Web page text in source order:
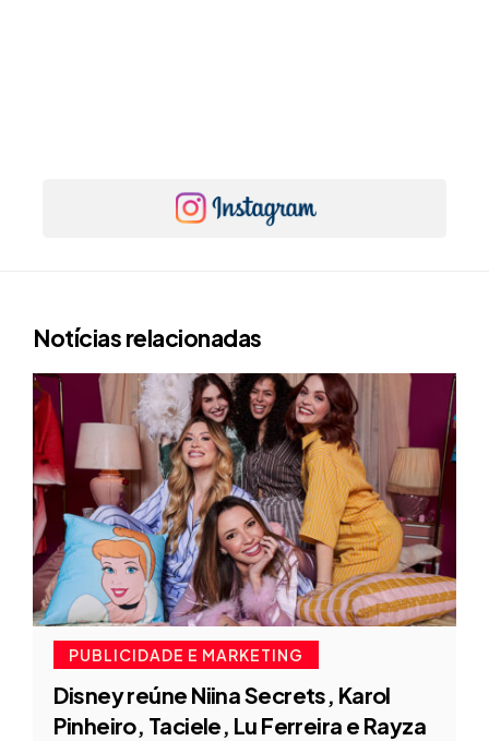
Notícias relacionadas
PUBLICIDADE E MARKETING
Disney reúne Niina Secrets, Karol
Pinheiro, Taciele, Lu Ferreira e Rayza